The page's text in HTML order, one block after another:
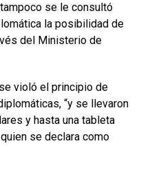
se le consultó
la posibilidad de
del Ministerio de
violó el principio de
“y se llevaron
y hasta una tableta
se declara como